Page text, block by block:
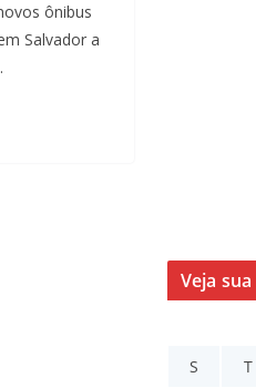
ônibus
Salvador a
Veja
S
T